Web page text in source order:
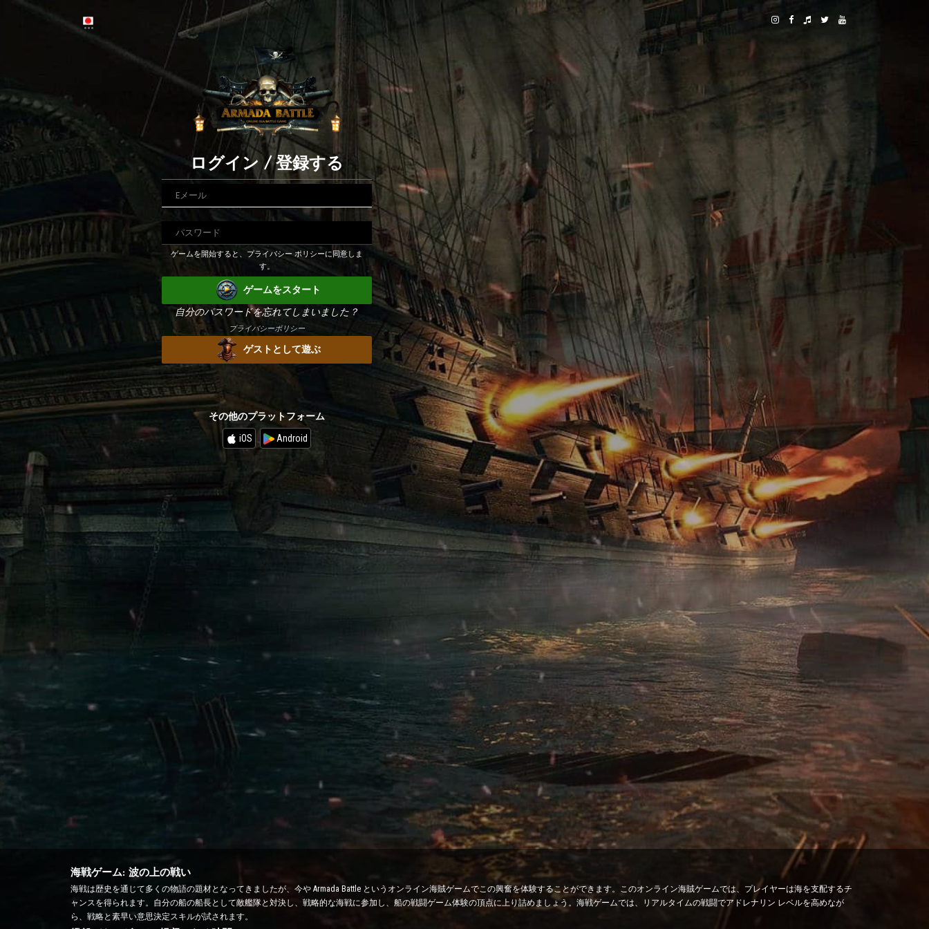
ログイン / 登録する
ゲームを開始すると、プライバシー ポリシーに同意しま
す。
ゲームをスタート
自分のパスワードを忘れてしまいました？
プライバシーポリシー
ゲストとして遊ぶ
その他のプラットフォーム
iOS Android
海戦ゲーム: 波の上の戦い
海戦は歴史を通じて多くの物語の題材となってきましたが、今や Armada Battle というオンライン海賊ゲームでこの興奮を体験することができます。このオンライン海賊ゲームでは、プレイヤーは海を支配するチ
ャンスを得られます。自分の船の船長として敵艦隊と対決し、戦略的な海戦に参加し、船の戦闘ゲーム体験の頂点に上り詰めましょう。海戦ゲームでは、リアルタイムの戦闘でアドレナリン レベルを高めなが
ら、戦略と素早い意思決定スキルが試されます。